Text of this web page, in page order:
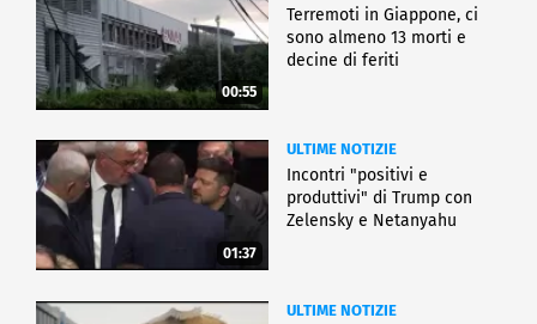
00:55
Terremoti in Giappone, ci
sono almeno 13 morti e
decine di feriti
01:37
ULTIME NOTIZIE
Incontri "positivi e
produttivi" di Trump con
Zelensky e Netanyahu
ULTIME NOTIZIE